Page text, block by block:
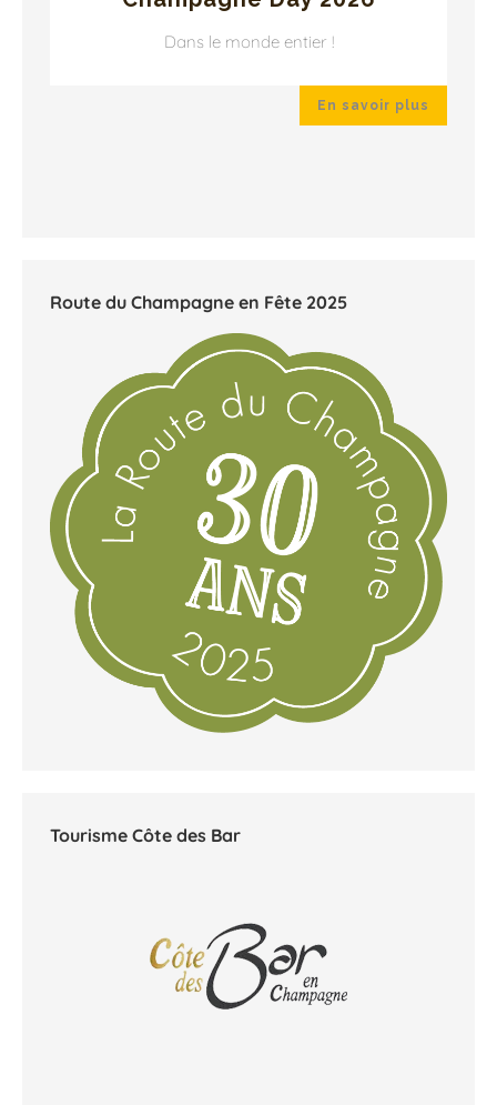
Dans le monde entier !
En savoir plus
Route du Champagne en Fête 2025
Tourisme Côte des Bar